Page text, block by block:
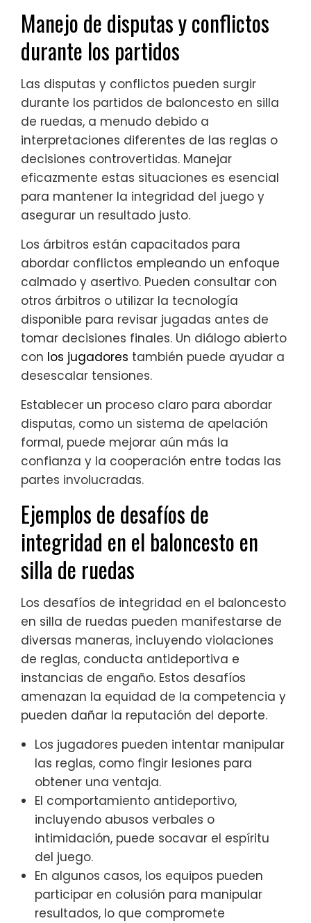
Manejo de disputas y conflictos
durante los partidos
Las disputas y conflictos pueden surgir
durante los partidos de baloncesto en silla
de ruedas, a menudo debido a
interpretaciones diferentes de las reglas o
decisiones controvertidas. Manejar
eficazmente estas situaciones es esencial
para mantener la integridad del juego y
asegurar un resultado justo.
Los árbitros están capacitados para
abordar conflictos empleando un enfoque
calmado y asertivo. Pueden consultar con
otros árbitros o utilizar la tecnología
disponible para revisar jugadas antes de
tomar decisiones finales. Un diálogo abierto
con los jugadores también puede ayudar a
desescalar tensiones.
Establecer un proceso claro para abordar
disputas, como un sistema de apelación
formal, puede mejorar aún más la
confianza y la cooperación entre todas las
partes involucradas.
Ejemplos de desafíos de
integridad en el baloncesto en
silla de ruedas
Los desafíos de integridad en el baloncesto
en silla de ruedas pueden manifestarse de
diversas maneras, incluyendo violaciones
de reglas, conducta antideportiva e
instancias de engaño. Estos desafíos
amenazan la equidad de la competencia y
pueden dañar la reputación del deporte.
Los jugadores pueden intentar manipular
las reglas, como fingir lesiones para
obtener una ventaja.
El comportamiento antideportivo,
incluyendo abusos verbales o
intimidación, puede socavar el espíritu
del juego.
En algunos casos, los equipos pueden
participar en colusión para manipular
resultados, lo que compromete